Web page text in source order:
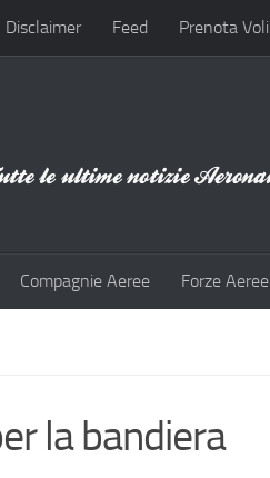
Disclaimer Feed Prenota Voli
Compagnie Aeree Forze Aeree
la bandiera